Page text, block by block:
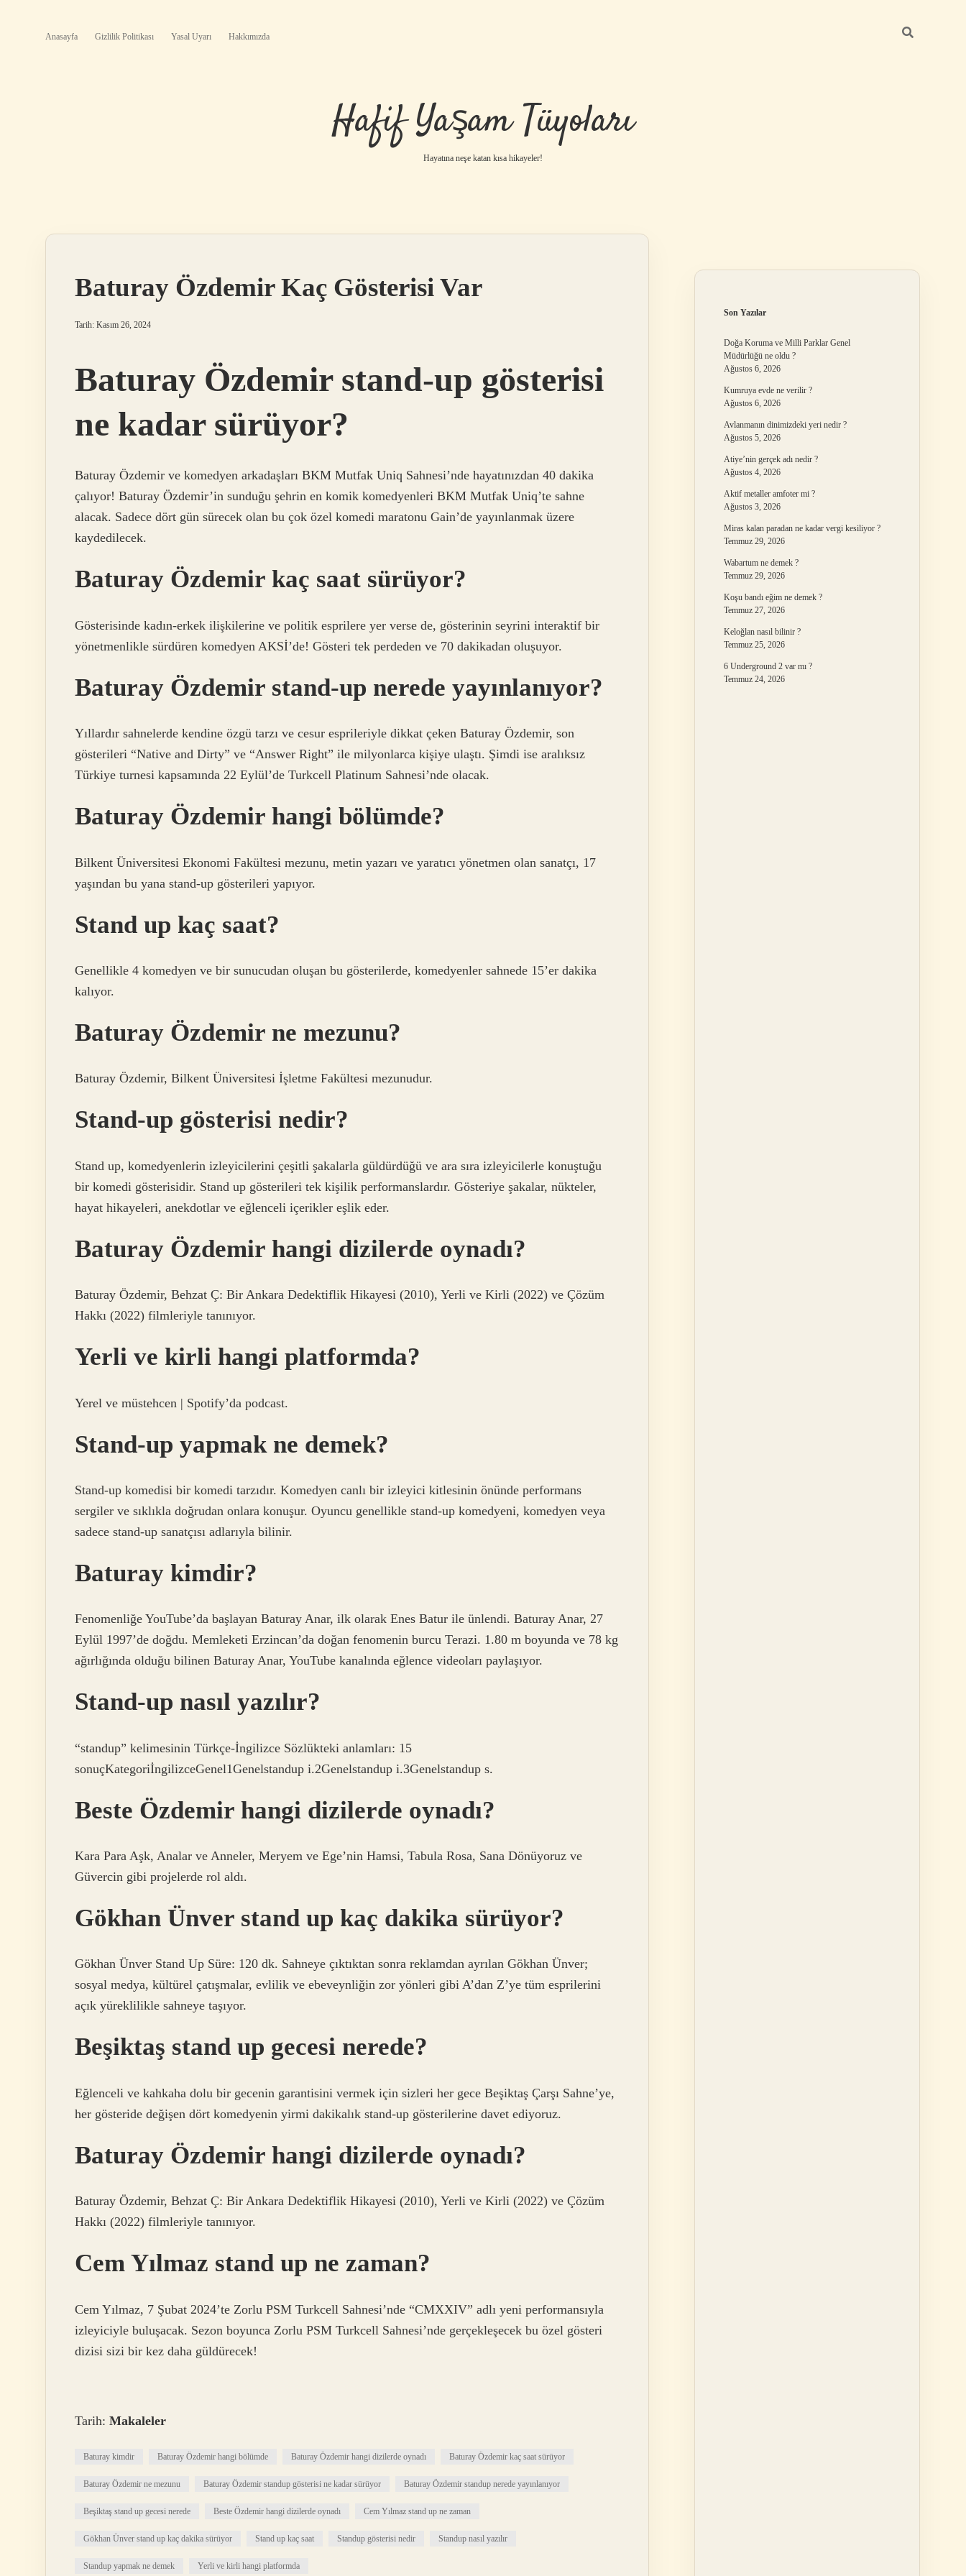
Anasayfa Gizlilik Politikası Yasal Uyarı Hakkımızda
Hafif Yaşam Tüyoları
Hayatına neşe katan kısa hikayeler!
Baturay Özdemir Kaç Gösterisi Var
Tarih: Kasım 26, 2024
Baturay Özdemir stand-up gösterisi
ne kadar sürüyor?
Baturay Özdemir ve komedyen arkadaşları BKM Mutfak Uniq Sahnesi’nde hayatınızdan 40 dakika
çalıyor! Baturay Özdemir’in sunduğu şehrin en komik komedyenleri BKM Mutfak Uniq’te sahne
alacak. Sadece dört gün sürecek olan bu çok özel komedi maratonu Gain’de yayınlanmak üzere
kaydedilecek.
Baturay Özdemir kaç saat sürüyor?
Gösterisinde kadın-erkek ilişkilerine ve politik esprilere yer verse de, gösterinin seyrini interaktif bir
yönetmenlikle sürdüren komedyen AKSİ’de! Gösteri tek perdeden ve 70 dakikadan oluşuyor.
Baturay Özdemir stand-up nerede yayınlanıyor?
Yıllardır sahnelerde kendine özgü tarzı ve cesur esprileriyle dikkat çeken Baturay Özdemir, son
gösterileri “Native and Dirty” ve “Answer Right” ile milyonlarca kişiye ulaştı. Şimdi ise aralıksız
Türkiye turnesi kapsamında 22 Eylül’de Turkcell Platinum Sahnesi’nde olacak.
Baturay Özdemir hangi bölümde?
Bilkent Üniversitesi Ekonomi Fakültesi mezunu, metin yazarı ve yaratıcı yönetmen olan sanatçı, 17
yaşından bu yana stand-up gösterileri yapıyor.
Stand up kaç saat?
Genellikle 4 komedyen ve bir sunucudan oluşan bu gösterilerde, komedyenler sahnede 15’er dakika
kalıyor.
Baturay Özdemir ne mezunu?
Baturay Özdemir, Bilkent Üniversitesi İşletme Fakültesi mezunudur.
Stand-up gösterisi nedir?
Stand up, komedyenlerin izleyicilerini çeşitli şakalarla güldürdüğü ve ara sıra izleyicilerle konuştuğu
bir komedi gösterisidir. Stand up gösterileri tek kişilik performanslardır. Gösteriye şakalar, nükteler,
hayat hikayeleri, anekdotlar ve eğlenceli içerikler eşlik eder.
Baturay Özdemir hangi dizilerde oynadı?
Baturay Özdemir, Behzat Ç: Bir Ankara Dedektiflik Hikayesi (2010), Yerli ve Kirli (2022) ve Çözüm
Hakkı (2022) filmleriyle tanınıyor.
Yerli ve kirli hangi platformda?
Yerel ve müstehcen | Spotify’da podcast.
Stand-up yapmak ne demek?
Stand-up komedisi bir komedi tarzıdır. Komedyen canlı bir izleyici kitlesinin önünde performans
sergiler ve sıklıkla doğrudan onlara konuşur. Oyuncu genellikle stand-up komedyeni, komedyen veya
sadece stand-up sanatçısı adlarıyla bilinir.
Baturay kimdir?
Fenomenliğe YouTube’da başlayan Baturay Anar, ilk olarak Enes Batur ile ünlendi. Baturay Anar, 27
Eylül 1997’de doğdu. Memleketi Erzincan’da doğan fenomenin burcu Terazi. 1.80 m boyunda ve 78 kg
ağırlığında olduğu bilinen Baturay Anar, YouTube kanalında eğlence videoları paylaşıyor.
Stand-up nasıl yazılır?
“standup” kelimesinin Türkçe-İngilizce Sözlükteki anlamları: 15
sonuçKategoriİngilizceGenel1Genelstandup i.2Genelstandup i.3Genelstandup s.
Beste Özdemir hangi dizilerde oynadı?
Kara Para Aşk, Analar ve Anneler, Meryem ve Ege’nin Hamsi, Tabula Rosa, Sana Dönüyoruz ve
Güvercin gibi projelerde rol aldı.
Gökhan Ünver stand up kaç dakika sürüyor?
Gökhan Ünver Stand Up Süre: 120 dk. Sahneye çıktıktan sonra reklamdan ayrılan Gökhan Ünver;
sosyal medya, kültürel çatışmalar, evlilik ve ebeveynliğin zor yönleri gibi A’dan Z’ye tüm esprilerini
açık yüreklilikle sahneye taşıyor.
Beşiktaş stand up gecesi nerede?
Eğlenceli ve kahkaha dolu bir gecenin garantisini vermek için sizleri her gece Beşiktaş Çarşı Sahne’ye,
her gösteride değişen dört komedyenin yirmi dakikalık stand-up gösterilerine davet ediyoruz.
Baturay Özdemir hangi dizilerde oynadı?
Baturay Özdemir, Behzat Ç: Bir Ankara Dedektiflik Hikayesi (2010), Yerli ve Kirli (2022) ve Çözüm
Hakkı (2022) filmleriyle tanınıyor.
Cem Yılmaz stand up ne zaman?
Cem Yılmaz, 7 Şubat 2024’te Zorlu PSM Turkcell Sahnesi’nde “CMXXIV” adlı yeni performansıyla
izleyiciyle buluşacak. Sezon boyunca Zorlu PSM Turkcell Sahnesi’nde gerçekleşecek bu özel gösteri
dizisi sizi bir kez daha güldürecek!
Tarih: Makaleler
Baturay kimdir Baturay Özdemir hangi bölümde Baturay Özdemir hangi dizilerde oynadı Baturay Özdemir kaç saat sürüyor
Baturay Özdemir ne mezunu Baturay Özdemir standup gösterisi ne kadar sürüyor Baturay Özdemir standup nerede yayınlanıyor
Beşiktaş stand up gecesi nerede Beste Özdemir hangi dizilerde oynadı Cem Yılmaz stand up ne zaman
Gökhan Ünver stand up kaç dakika sürüyor Stand up kaç saat Standup gösterisi nedir Standup nasıl yazılır
Standup yapmak ne demek Yerli ve kirli hangi platformda
Son Yazılar
Doğa Koruma ve Milli Parklar Genel
Müdürlüğü ne oldu ?
Ağustos 6, 2026
Kumruya evde ne verilir ?
Ağustos 6, 2026
Avlanmanın dinimizdeki yeri nedir ?
Ağustos 5, 2026
Atiye’nin gerçek adı nedir ?
Ağustos 4, 2026
Aktif metaller amfoter mi ?
Ağustos 3, 2026
Miras kalan paradan ne kadar vergi kesiliyor ?
Temmuz 29, 2026
Wabartum ne demek ?
Temmuz 29, 2026
Koşu bandı eğim ne demek ?
Temmuz 27, 2026
Keloğlan nasıl bilinir ?
Temmuz 25, 2026
6 Underground 2 var mı ?
Temmuz 24, 2026